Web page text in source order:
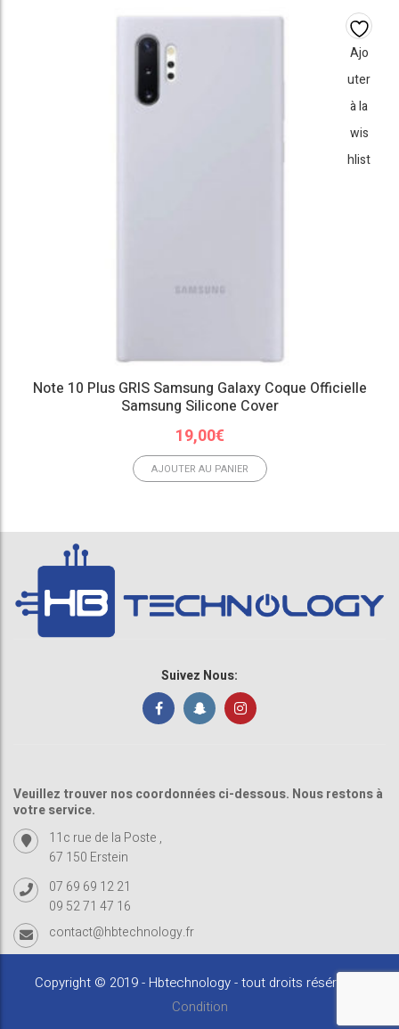
Ajo
uter
à la
wis
hlist
Note 10 Plus GRIS Samsung Galaxy Coque Officielle
Samsung Silicone Cover
19,00€
AJOUTER AU PANIER
Suivez Nous:
Veuillez trouver nos coordonnées ci-dessous. Nous restons à
votre service.
11c rue de la Poste ,
67 150 Erstein
07 69 69 12 21
09 52 71 47 16
contact@hbtechnology.fr
Copyright © 2019 - Hbtechnology - tout droits résérvés -
Condition